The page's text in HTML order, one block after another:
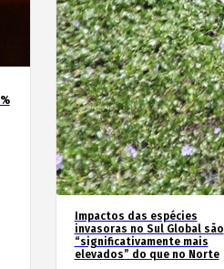
Impactos das espécies
invasoras no Sul Global são
“significativamente mais
elevados” do que no Norte